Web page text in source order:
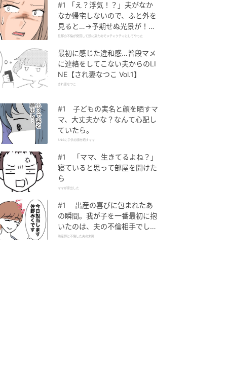
#1 「え？浮気！？」夫がなか
なか帰宅しないので、ふと外を
見ると…→予期せぬ光景が！｜
旦那の不倫が発覚して頭に来た
旦那の不倫が発覚して頭に来たのでメチャクチャにしてやった
最初に感じた違和感…普段マメ
に連絡をしてこない夫からのLI
NE【され妻なつこ Vol.1】
され妻なつこ
#1 子どもの実名と顔を晒すマ
マ、大丈夫かな？なんて心配し
ていたら。
SNSに子供の顔を晒すママ
#1 「ママ、生きてるよね？」
寝ていると思って部屋を開けた
ら
ママが家出した
#1 出産の喜びに包まれたあ
の瞬間。我が子を一番最初に抱
いたのは、夫の不倫相手でし
た。
助産師と不倫した夫の末路